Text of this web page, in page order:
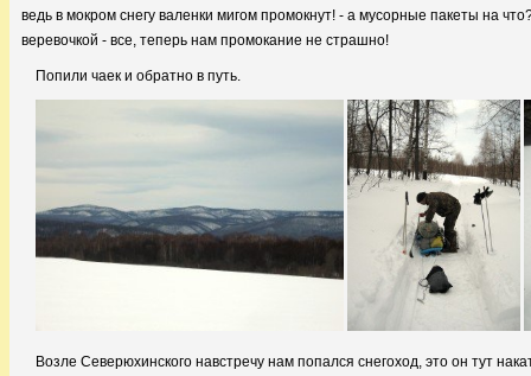
ведь в мокром снегу валенки мигом промокнут! - а мусорные пакеты на
веревочкой - все, теперь нам промокание не страшно!
Попили чаек и обратно в путь.
Возле Северюхинского навстречу нам попался снегоход, это он тут